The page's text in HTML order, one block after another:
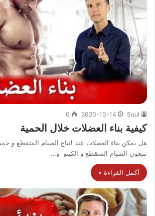
Soul
2020-10-14
0
كيفية بناء العضلات خلال الحمية
هل يمكن بناء العضلات عند اتباع الصيام المتقطع و
تتبعون الصيام المتقطع و الكيتو و…
أكمل القراءة »